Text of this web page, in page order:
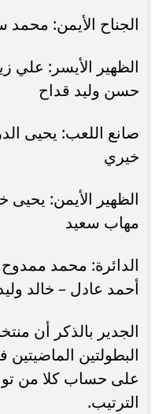
الجناح الأيمن:
الظهير الأيسر: علي
حسن وليد قداح
صانع اللعب: يحيى
خيري
الظهير الأيمن:
مهاب سعيد
الدائرة: محمد
أحمد عادل – خالد
الجدير بالذكر أن
على حساب كلا من
الترتيب.